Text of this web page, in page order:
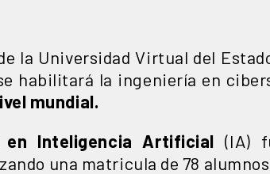
la Universidad Virtual del
habilitará la ingeniería en
mundial.
en Inteligencia Artificial (IA)
una matricula de 78 alumnos.